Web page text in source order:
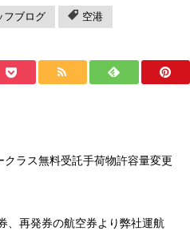
フブログ 空港
ラス無料受託手荷物許容量変更
、再発券の航空券より弊社運航